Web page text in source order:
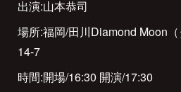
出演:山本恭司
場所:福岡/田川Diamond Moon
14-7
時間:開場/16:30 開演/17:30